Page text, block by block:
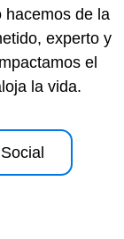
de la
experto y
el
la vida.